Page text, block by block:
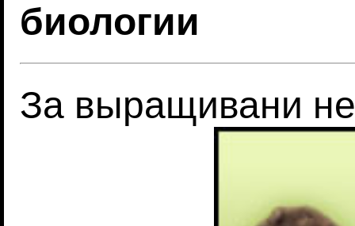
биологии
За выращивани